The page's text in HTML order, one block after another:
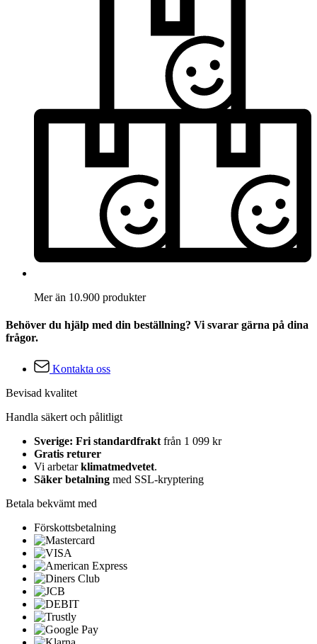
Mer än 10.900 produkter
Behöver du hjälp med din beställning? Vi svarar gärna på dina
frågor.
Kontakta oss
Bevisad kvalitet
Handla säkert och pålitligt
Sverige: Fri standardfrakt från 1 099 kr
Gratis returer
Vi arbetarklimatmedvetet.
Säker betalning med SSL-kryptering
Betala bekvämt med
Förskottsbetalning